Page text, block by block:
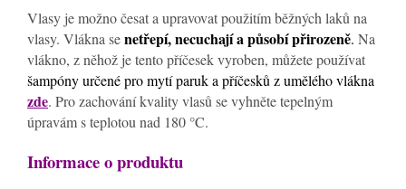
Vlasy je možno česat a upravovat použitím běžných laků na
vlasy. Vlákna senetřepí, necuchají a působí přirozeně. Na
vlákno, z něhož je tento příčesek vyroben, můžete používat
šampóny určené pro mytí paruk a příčesků z umělého vlákna
zde. Pro zachování kvality vlasů se vyhněte tepelným
úpravám s teplotou nad 180 °C.
Informace o produktu